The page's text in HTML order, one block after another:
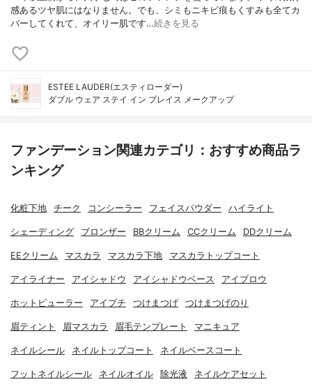
感あるツヤ肌にはなりません。でも、シミもニキビ痕もくすみも全てカ
バーしてくれて、オイリー肌です…続きを見る
ESTEE LAUDER(エスティローダー)
ダブル ウェア ステイ イン プレイス メークアップ
ファンデーション関連カテゴリ：おすすめ商品ラ
ンキング
化粧下地 チーク コンシーラー フェイスパウダー ハイライト
シェーディング ブロンザー BBクリーム CCクリーム DDクリーム
EEクリーム マスカラ マスカラ下地 マスカラトップコート
アイライナー アイシャドウ アイシャドウベース アイブロウ
ホットビューラー アイプチ つけまつげ つけまつげのり
眉ティント 眉マスカラ 眉毛テンプレート マニキュア
ネイルシール ネイルトップコート ネイルベースコート
フットネイルシール ネイルオイル 除光液 ネイルケアセット